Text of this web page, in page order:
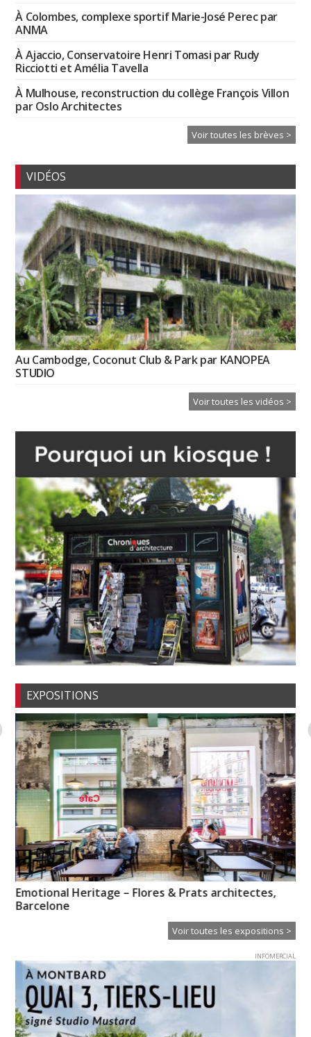
À Colombes, complexe sportif Marie-José Perec par
ANMA
À Ajaccio, Conservatoire Henri Tomasi par Rudy
Ricciotti et Amélia Tavella
À Mulhouse, reconstruction du collège François Villon
par Oslo Architectes
Voir toutes les brèves >
VIDÉOS
Au Cambodge, Coconut Club & Park par KANOPEA
STUDIO
Voir toutes les vidéos >
EXPOSITIONS
Emotional Heritage – Flores & Prats architectes,
Barcelone
Voir toutes les expositions >
INFOMERCIAL